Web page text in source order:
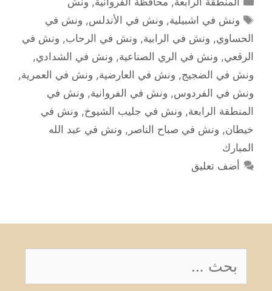
الوسوم
ونش في اشبيلية, ونش في الأندلس, ونش في
الحساوي, ونش في الرابية, ونش في الرحاب, ونش في
الرقعي, ونش في الري الصناعية, ونش في الشدادي,
ونش في الضجيج, ونش في العارضية, ونش في العمرية,
ونش في الفردوس, ونش في الفروانية, ونش في
المنطقة الرابعة, ونش في جليب الشيوخ, ونش في
خيطان, ونش في صباح الناصر , ونش في عبد الله
المبارك
أضف تعليق
البحث
عن: